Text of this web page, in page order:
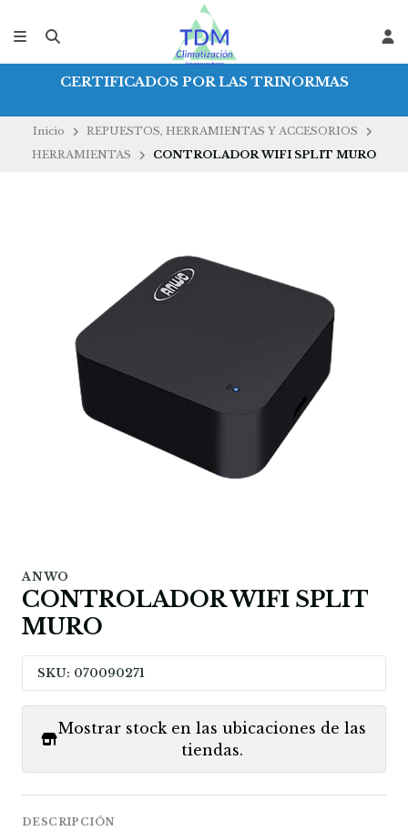
CERTIFICADOS POR LAS TRINORMAS
Inicio
REPUESTOS, HERRAMIENTAS Y ACCESORIOS
HERRAMIENTAS
CONTROLADOR WIFI SPLIT MURO
ANWO
CONTROLADOR WIFI SPLIT
MURO
SKU: 070090271
Mostrar stock en las ubicaciones de las
tiendas.
DESCRIPCIÓN